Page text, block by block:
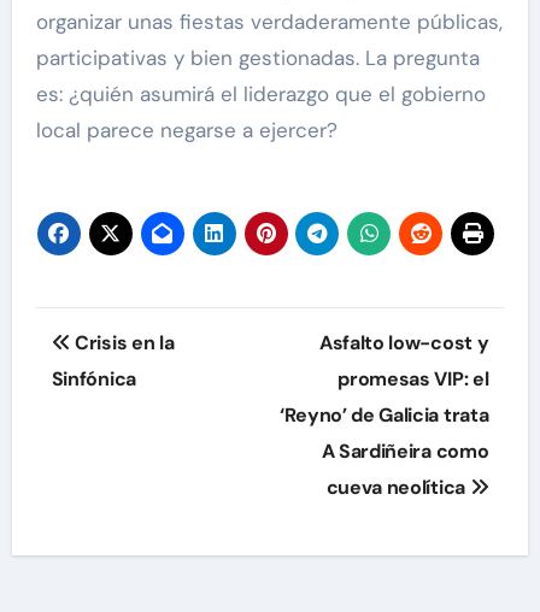
organizar unas fiestas verdaderamente públicas,
participativas y bien gestionadas. La pregunta
es: ¿quién asumirá el liderazgo que el gobierno
local parece negarse a ejercer?
Navegación
de
Crisis en la
Sinfónica
Asfalto low-cost y
promesas VIP: el
‘Reyno’ de Galicia trata
A Sardiñeira como
cueva neolítica